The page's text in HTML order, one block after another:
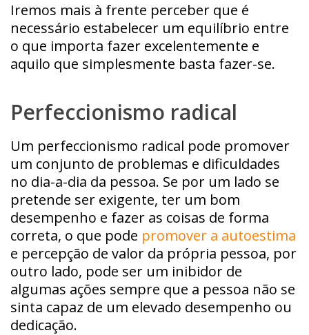
Iremos mais à frente perceber que é
necessário estabelecer um equilíbrio entre
o que importa fazer excelentemente e
aquilo que simplesmente basta fazer-se.
Perfeccionismo radical
Um perfeccionismo radical pode promover
um conjunto de problemas e dificuldades
no dia-a-dia da pessoa. Se por um lado se
pretende ser exigente, ter um bom
desempenho e fazer as coisas de forma
correta, o que pode promover a autoestima
e percepção de valor da própria pessoa, por
outro lado, pode ser um inibidor de
algumas ações sempre que a pessoa não se
sinta capaz de um elevado desempenho ou
dedicação.